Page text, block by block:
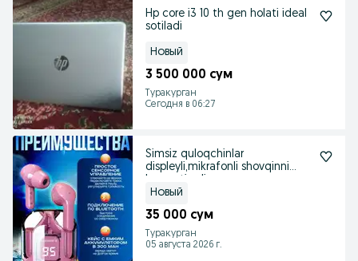
Hp core i3 10 th gen holati ideal
sotiladi
Новый
3 500 000 сум
Туракурган
Сегодня в 06:27
Simsiz quloqchinlar
displeyli,mikrafonli shovqinni
Новый
35 000 сум
Туракурган
05 августа 2026 г.